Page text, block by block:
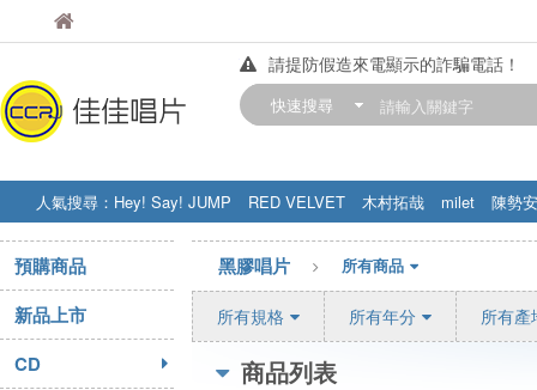
佳佳唱片
請提防假造來電顯示的詐騙電話！
【中華門市營業時間調整公告】
快速搜尋
人氣搜尋： Hey! Say! JUMP RED VELVET 木村拓哉 milet
陳勢安
STRAY KIDS
盧廣仲 周杰伦
預購商品
新品上市
CD
黑膠唱片 所有商品
所有規格 所有年分 所有產
商品列表